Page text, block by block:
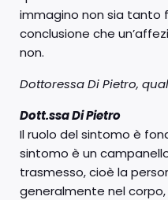
immagino non sia tanto
conclusione che
non.
Dottoressa Di Pietro,
Dott.ssa Di Pietro
Il ruolo del sintomo è
sintomo è un
trasmesso, cioè la
generalmente nel